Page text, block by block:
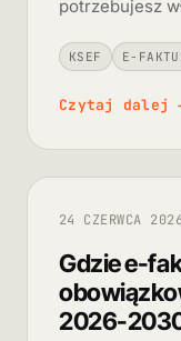
potrzebujesz
KSEF E-
Czytaj dalej
24 CZERWCA
Gdzie e-
2026-